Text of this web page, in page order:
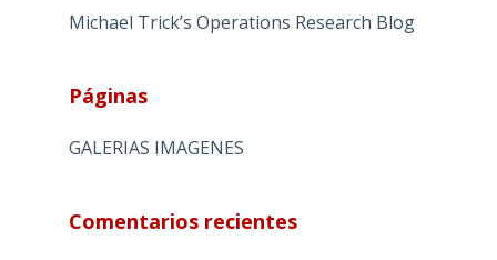
Michael Trick’s Operations Research Blog
Páginas
GALERIAS IMAGENES
Comentarios recientes